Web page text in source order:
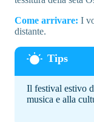
Come arrivare: I
distante.
Il festival estivo
musica e alla